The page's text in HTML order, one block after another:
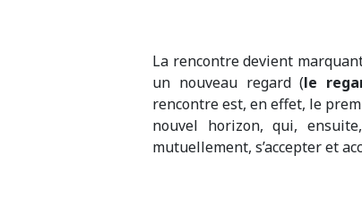
La rencontre devient
un nouveau regard (le
rencontre est, en effet, le
nouvel horizon, qui,
mutuellement, s’accepter et